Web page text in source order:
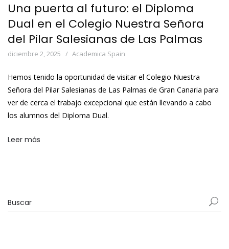
Una puerta al futuro: el Diploma
Dual en el Colegio Nuestra Señora
del Pilar Salesianas de Las Palmas
diciembre 2, 2025 Academica Spain
Hemos tenido la oportunidad de visitar el Colegio Nuestra
Señora del Pilar Salesianas de Las Palmas de Gran Canaria para
ver de cerca el trabajo excepcional que están llevando a cabo
los alumnos del Diploma Dual.
Leer más